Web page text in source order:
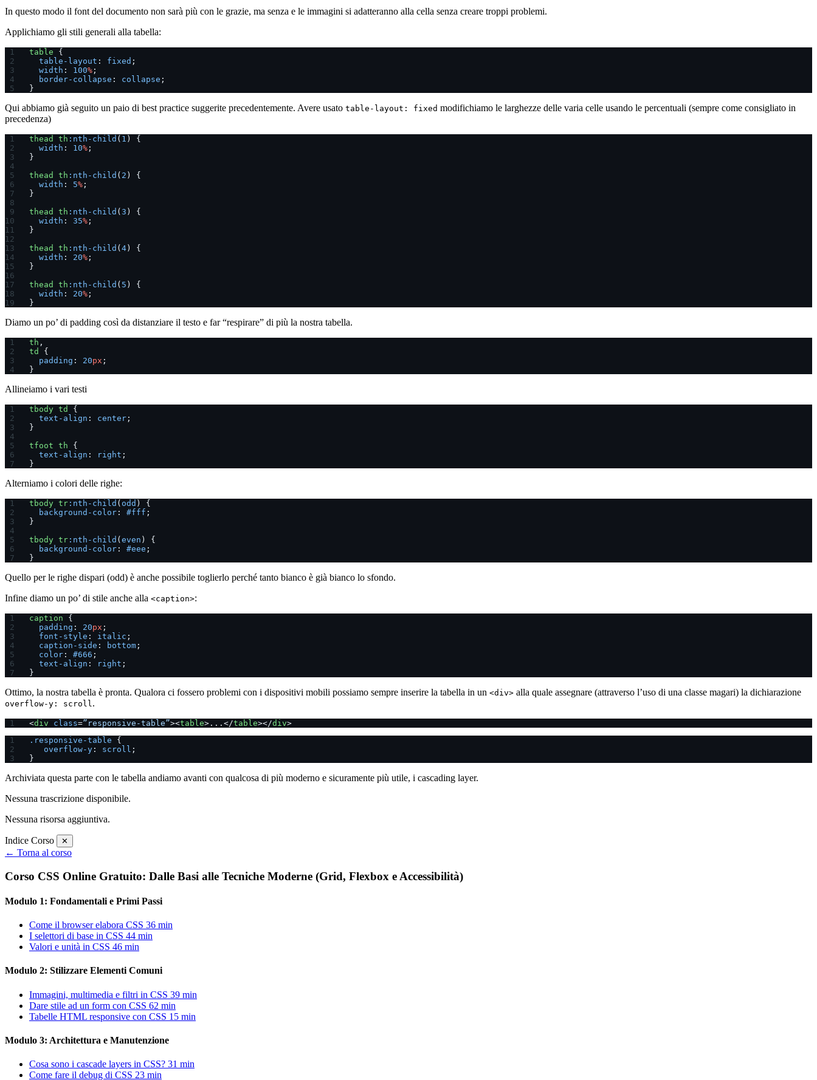
In questo modo il font del documento non sarà più con le grazie, ma senza e le immagini si adatteranno alla cella senza creare troppi problemi.
Applichiamo gli stili generali alla tabella:
table {
  table-layout
: fixed ;
  width
: 100% ;
  border-collapse
: collapse ;
}
Qui abbiamo già seguito un paio di best practice suggerite precedentemente. Avere usato table-layout: fixed modifichiamo le larghezze delle varia celle usando le percentuali (sempre come consigliato in
precedenza)
thead th :nth-child ( 1 ) {
  width
: 10% ;
}
thead
th :nth-child ( 2 ) {
  width
: 5% ;
}
thead
th :nth-child ( 3 ) {
  width
: 35% ;
}
thead
th :nth-child ( 4 ) {
  width
: 20% ;
}
thead
th :nth-child ( 5 ) {
  width
: 20% ;
}
Diamo un po’ di padding così da distanziare il testo e far “respirare” di più la nostra tabella.
th ,
td
{
  padding
: 20px ;
}
Allineiamo i vari testi
tbody td
{
  text-align
: center ;
}
tfoot th {
  text-align
: right ;
}
Alterniamo i colori delle righe:
tbody tr :nth-child ( odd ) {
  background-color
: #fff ;
}
tbody tr :nth-child ( even ) {
  background-color
: #eee ;
}
Quello per le righe dispari (odd) è anche possibile toglierlo perché tanto bianco è già bianco lo sfondo.
Infine diamo un po’ di stile anche alla <caption>:
caption {
  padding
: 20px ;
  font-style
: italic ;
  caption-side
: bottom ;
  color
: #666 ;
  text-align
: right ;
}
Ottimo, la nostra tabella è pronta. Qualora ci fossero problemi con i dispositivi mobili possiamo sempre inserire la tabella in un <div> alla quale assegnare (attraverso l’uso di una classe magari) la dichiarazione
overflow-y: scroll .
<div class=”responsive-table”><table>...</table></div>
.responsive-table {
   overflow-y
: scroll ;
}
Archiviata questa parte con le tabella andiamo avanti con qualcosa di più moderno e sicuramente più utile, i cascading layer.
Nessuna trascrizione disponibile.
Nessuna risorsa aggiuntiva.
Indice Corso ✕
← Torna al corso
Corso CSS Online Gratuito: Dalle Basi alle Tecniche Moderne (Grid, Flexbox e Accessibilità)
Modulo 1: Fondamentali e Primi Passi
Come il browser elabora CSS 36 min
I selettori di base in CSS 44 min
Valori e unità in CSS 46 min
Modulo 2: Stilizzare Elementi Comuni
Immagini, multimedia e filtri in CSS 39 min
Dare stile ad un form con CSS 62 min
Tabelle HTML responsive con CSS 15 min
Modulo 3: Architettura e Manutenzione
Cosa sono i cascade layers in CSS? 31 min
Come fare il debug di CSS 23 min